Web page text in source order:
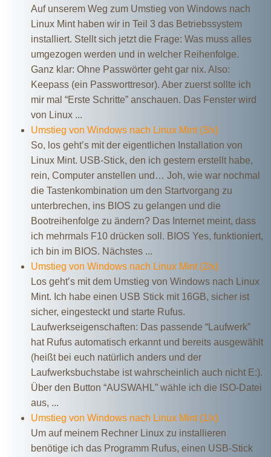
Auf unserem Weg zum Umstieg von Windows nach
Linux Mint haben wir in Teil 3 das Betriebssystem
installiert. Stellt sich jetzt die Frage: Was muss alles
umgezogen werden und in welcher Reihenfolge.
Ganz klar: Ohne Passwörter geht gar nix. Also:
Keepass (ein Passworttresor). Aber zuerst sollte ich
mir mal “Erste Schritte” anschauen. Das Fenster wird
von Linux ...
Umstieg von Windows nach Linux Mint (3/x)
So, los geht’s mit der eigentlichen Installation von
Linux Mint. USB-Stick, den ich gestern erstellt habe,
rein, Computer anstellen und… Joh, wie war nochmal
die Tastenkombination um den Startvorgang zu
unterbrechen, ins BIOS zu gelangen und die
Bootreihenfolge zu ändern? Das Internet meint, dass
ich mehrmals F10 drücken soll. BIOS Yes, funktioniert,
ich bin im BIOS. Nächstes ...
Umstieg von Windows nach Linux Mint (2/x)
Los geht’s mit dem Umstieg von Windows nach Linux
Mint. Ich habe einen USB Stick mit 16GB, sicher ist
sicher, eingesteckt und starte Rufus.
Laufwerkseigenschaften: Das passende “Laufwerk”
hat Rufus automatisch erkannt und bereits ausgewählt
(heißt bei euch natürlich anders und der
Laufwerksbuchstabe ist wahrscheinlich auch nicht E:).
Über den Button “AUSWAHL” wähle ich die ISO-Datei
aus, ...
Umstieg von Windows nach Linux Mint (1/x)
Um auf meinem Rechner Linux zu installieren
benötige ich das Programm Rufus, einen USB-Stick